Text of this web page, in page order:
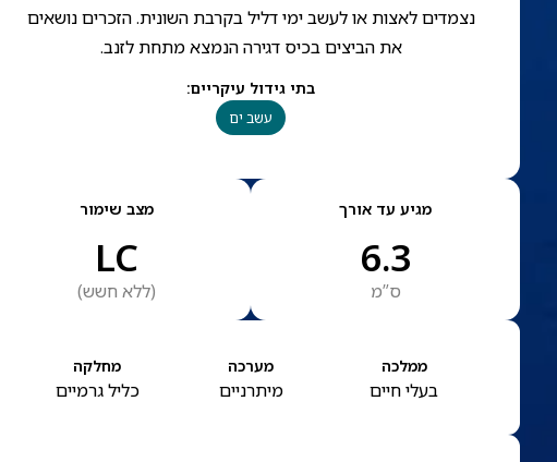
נצמדים לאצות או לעשב ימי דליל בקרבת השונית. הזכרים נושאים
את הביצים בכיס דגירה הנמצא מתחת לזנב.
בתי גידול עיקריים:
עשב ים
מגיע עד אורך
6.3
ס”מ
מצב שימור
LC
(ללא חשש)
ממלכה
בעלי חיים
מערכה
מיתרניים
מחלקה
כליל גרמיים